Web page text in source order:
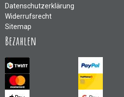
Datenschutzerklärung
Widerrufsrecht
Sitemap
Bezahlen